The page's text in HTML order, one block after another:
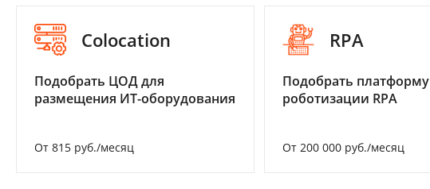
Colocation
Подобрать ЦОД для
размещения ИТ-оборудования
От 815 руб./месяц
RPA
Подобрать платформу
роботизации RPA
От 200 000 руб./месяц